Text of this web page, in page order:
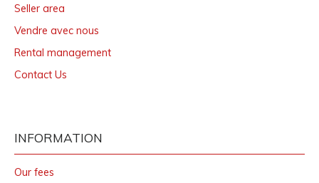
Seller area
Vendre avec nous
Rental management
Contact Us
INFORMATION
Our fees